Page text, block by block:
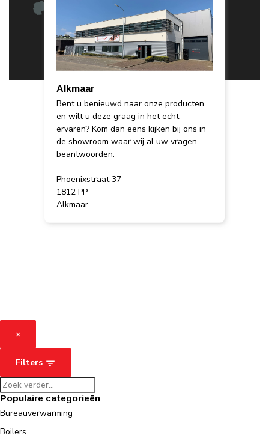
Alkmaar
Bent u benieuwd naar onze producten
en wilt u deze graag in het echt
ervaren? Kom dan eens kijken bij ons in
de showroom waar wij al uw vragen
beantwoorden.
Phoenixstraat 37
1812 PP
Alkmaar
×
Filters
Populaire categorieën
Bureauverwarming
Boilers